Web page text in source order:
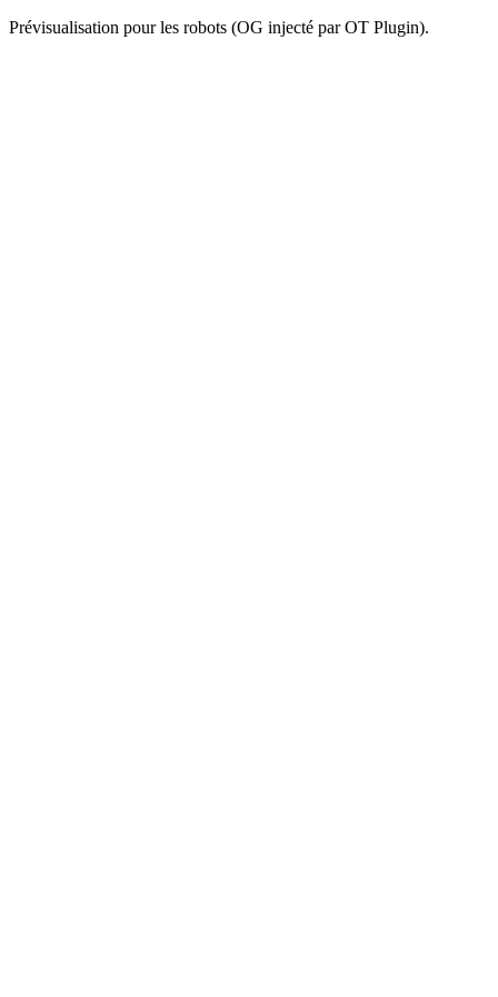
Prévisualisation pour les robots (OG injecté par OT Plugin).